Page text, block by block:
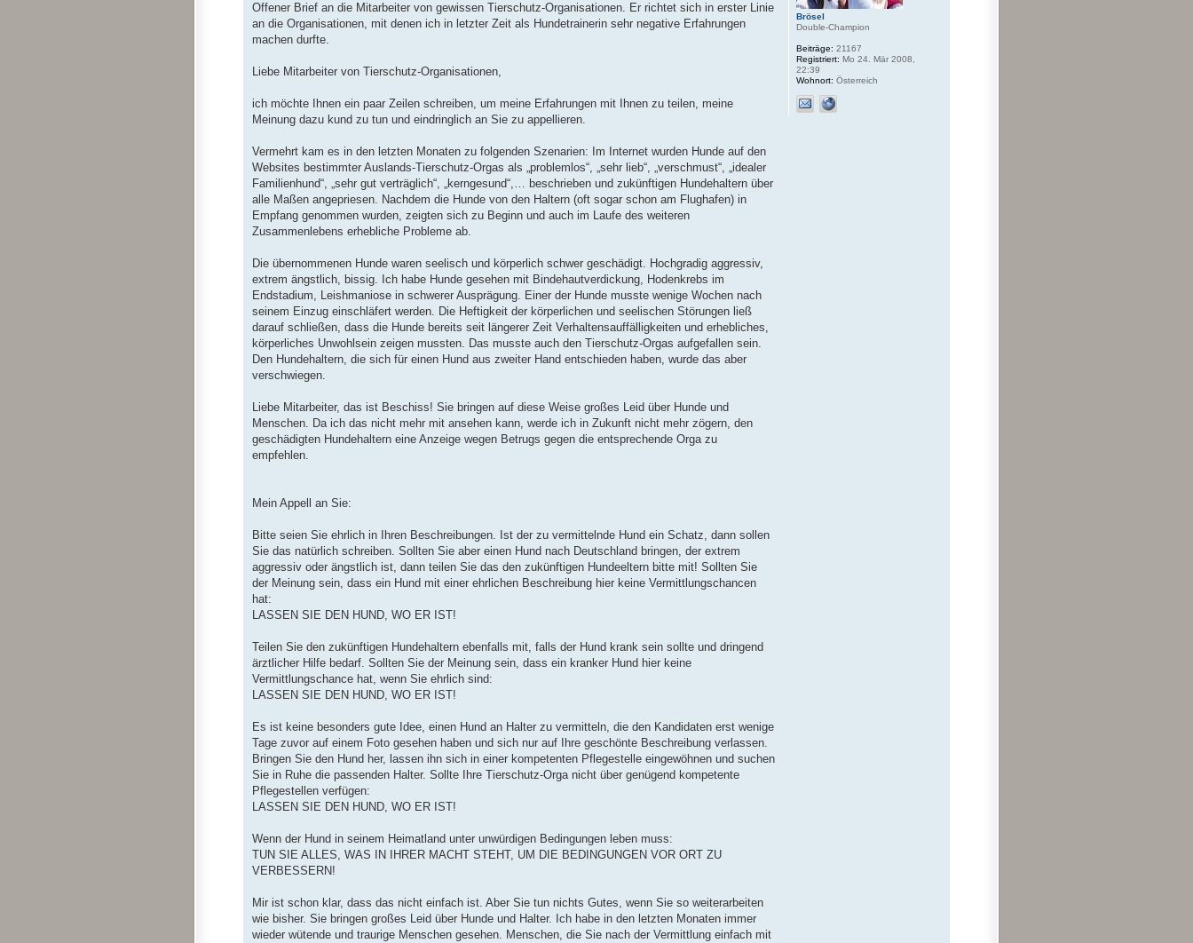
Offener Brief an die Mitarbeiter von gewissen Tierschutz-Organisationen. Er richtet sich in erster Linie
an die Organisationen, mit denen ich in letzter Zeit als Hundetrainerin sehr negative Erfahrungen
machen durfte.
Liebe Mitarbeiter von Tierschutz-Organisationen,
ich möchte Ihnen ein paar Zeilen schreiben, um meine Erfahrungen mit Ihnen zu teilen, meine
Meinung dazu kund zu tun und eindringlich an Sie zu appellieren.
Vermehrt kam es in den letzten Monaten zu folgenden Szenarien: Im Internet wurden Hunde auf den
Websites bestimmter Auslands-Tierschutz-Orgas als „problemlos“, „sehr lieb“, „verschmust“, „idealer
Familienhund“, „sehr gut verträglich“, „kerngesund“,… beschrieben und zukünftigen Hundehaltern über
alle Maßen angepriesen. Nachdem die Hunde von den Haltern (oft sogar schon am Flughafen) in
Empfang genommen wurden, zeigten sich zu Beginn und auch im Laufe des weiteren
Zusammenlebens erhebliche Probleme ab.
Die übernommenen Hunde waren seelisch und körperlich schwer geschädigt. Hochgradig aggressiv,
extrem ängstlich, bissig. Ich habe Hunde gesehen mit Bindehautverdickung, Hodenkrebs im
Endstadium, Leishmaniose in schwerer Ausprägung. Einer der Hunde musste wenige Wochen nach
seinem Einzug einschläfert werden. Die Heftigkeit der körperlichen und seelischen Störungen ließ
darauf schließen, dass die Hunde bereits seit längerer Zeit Verhaltensauffälligkeiten und erhebliches,
körperliches Unwohlsein zeigen mussten. Das musste auch den Tierschutz-Orgas aufgefallen sein.
Den Hundehaltern, die sich für einen Hund aus zweiter Hand entschieden haben, wurde das aber
verschwiegen.
Liebe Mitarbeiter, das ist Beschiss! Sie bringen auf diese Weise großes Leid über Hunde und
Menschen. Da ich das nicht mehr mit ansehen kann, werde ich in Zukunft nicht mehr zögern, den
geschädigten Hundehaltern eine Anzeige wegen Betrugs gegen die entsprechende Orga zu
empfehlen.
Mein Appell an Sie:
Bitte seien Sie ehrlich in Ihren Beschreibungen. Ist der zu vermittelnde Hund ein Schatz, dann sollen
Sie das natürlich schreiben. Sollten Sie aber einen Hund nach Deutschland bringen, der extrem
aggressiv oder ängstlich ist, dann teilen Sie das den zukünftigen Hundeeltern bitte mit! Sollten Sie
der Meinung sein, dass ein Hund mit einer ehrlichen Beschreibung hier keine Vermittlungschancen
hat:
LASSEN SIE DEN HUND, WO ER IST!
Teilen Sie den zukünftigen Hundehaltern ebenfalls mit, falls der Hund krank sein sollte und dringend
ärztlicher Hilfe bedarf. Sollten Sie der Meinung sein, dass ein kranker Hund hier keine
Vermittlungschance hat, wenn Sie ehrlich sind:
LASSEN SIE DEN HUND, WO ER IST!
Es ist keine besonders gute Idee, einen Hund an Halter zu vermitteln, die den Kandidaten erst wenige
Tage zuvor auf einem Foto gesehen haben und sich nur auf Ihre geschönte Beschreibung verlassen.
Bringen Sie den Hund her, lassen ihn sich in einer kompetenten Pflegestelle eingewöhnen und suchen
Sie in Ruhe die passenden Halter. Sollte Ihre Tierschutz-Orga nicht über genügend kompetente
Pflegestellen verfügen:
LASSEN SIE DEN HUND, WO ER IST!
Wenn der Hund in seinem Heimatland unter unwürdigen Bedingungen leben muss:
TUN SIE ALLES, WAS IN IHRER MACHT STEHT, UM DIE BEDINGUNGEN VOR ORT ZU
VERBESSERN!
Mir ist schon klar, dass das nicht einfach ist. Aber Sie tun nichts Gutes, wenn Sie so weiterarbeiten
wie bisher. Sie bringen großes Leid über Hunde und Halter. Ich habe in den letzten Monaten immer
wieder wütende und traurige Menschen gesehen. Menschen, die Sie nach der Vermittlung einfach mit
Brösel
Double-Champion
Beiträge: 21167
Registriert: Mo 24. Mär 2008,
22:39
Wohnort: Österreich